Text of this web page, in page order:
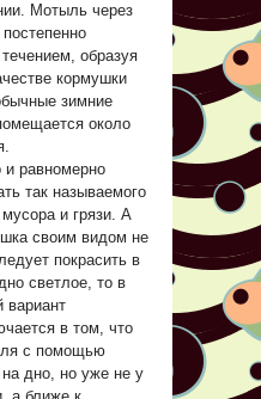
Мотыль через
образуя
кормушки
зимние
около
равномерно
так называемого
и грязи. А
своим видом не
покрасить в
светлое, то в
вариант
в том, что
с помощью
дно, но уже не у